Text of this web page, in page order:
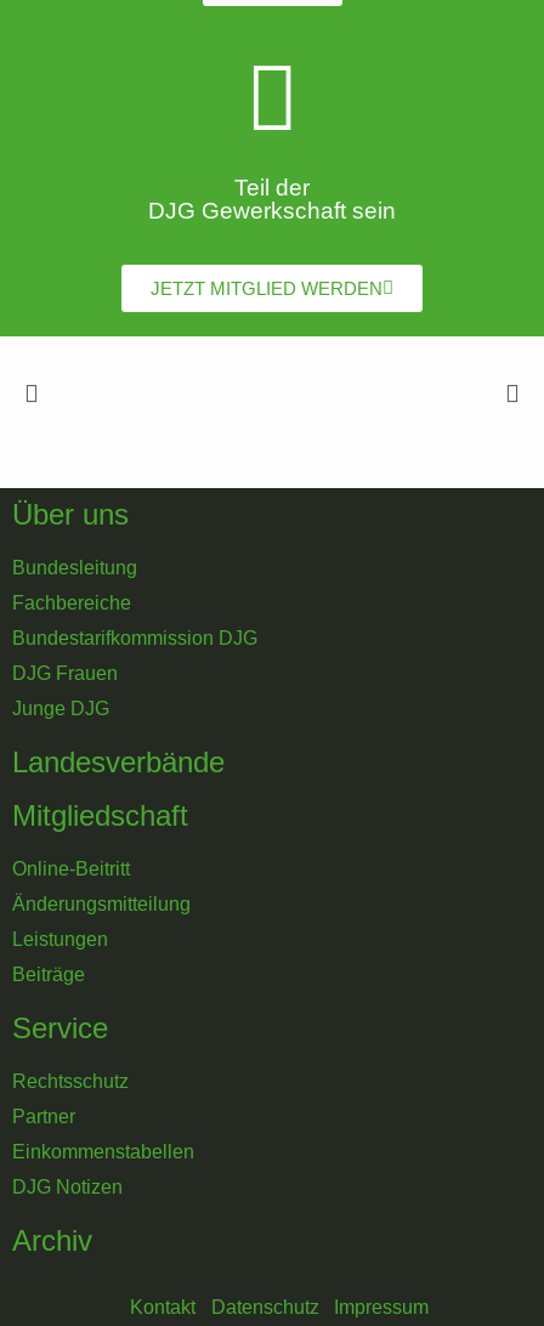
Teil der
DJG Gewerkschaft sein
JETZT MITGLIED WERDEN
Über uns
Bundesleitung
Fachbereiche
Bundestarifkommission DJG
DJG Frauen
Junge DJG
Landesverbände
Mitgliedschaft
Online-Beitritt
Änderungsmitteilung
Leistungen
Beiträge
Service
Rechtsschutz
Partner
Einkommenstabellen
DJG Notizen
Archiv
Kontakt Datenschutz Impressum